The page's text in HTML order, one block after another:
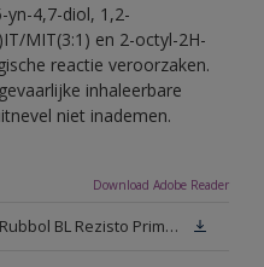
yn-4,7-diol, 1,2-
MIT(3:1) en 2-octyl-2H-
reactie veroorzaken.
inhaleerbare
niet inademen.
Download Adobe Reader
Technisch Informatieblad Rubbol BL Rezisto Primer (New Livery) (PDF)